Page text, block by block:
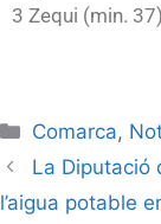
3 Zequi (min.
Comarca,
La Diputació
l’aigua potable